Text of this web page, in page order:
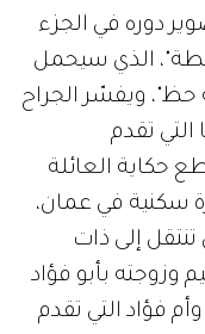
دوره في الجزء
الذي سيحمل
حظ"، ويفسّر الجراح
التي تقدم
حكاية العائلة
سكنية في عمان،
تنتقل إلى ذات
وزوجته بأبو فؤاد
وأم فؤاد التي تقدم